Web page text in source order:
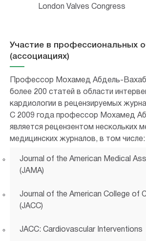
London Valves Congress
Участие в профессиональных
(ассоциациях)
Профессор Мохамед Абдель-Вахаб
более 200 статей в области
кардиологии в рецензируемых
С 2009 года профессор Мохамед
является рецензентом нескольких
медицинских журналов, в том числе:
Journal of the American Medical
(JAMA)
Journal of the American College of
(JACC)
JACC: Cardiovascular Interventions